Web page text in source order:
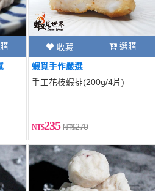
收藏 選購
蝦覓手作嚴選
手工花枝蝦排(200g/4片)
235 270